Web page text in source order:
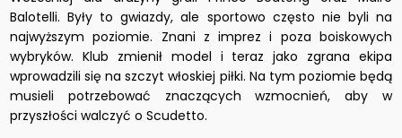
Balotelli. Były to gwiazdy, ale sportowo często nie byli na
najwyższym poziomie. Znani z imprez i poza boiskowych
wybryków. Klub zmienił model i teraz jako zgrana ekipa
wprowadzili się na szczyt włoskiej piłki. Na tym poziomie będą
musieli potrzebować znaczących wzmocnień, aby w
przyszłości walczyć o Scudetto.